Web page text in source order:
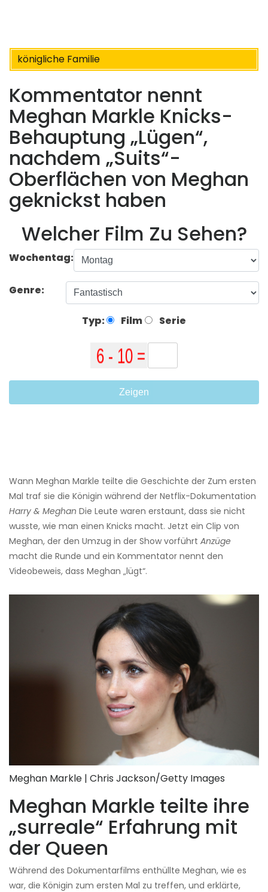
königliche Familie
Kommentator nennt
Meghan Markle Knicks-
Behauptung „Lügen“,
nachdem „Suits“-
Oberflächen von Meghan
geknickst haben
Welcher Film Zu Sehen?
Wochentag:
Genre:
Typ: Film Serie
Zeigen
Wann Meghan Markle teilte die Geschichte der Zum ersten
Mal traf sie die Königin während der Netflix-Dokumentation
Harry & Meghan Die Leute waren erstaunt, dass sie nicht
wusste, wie man einen Knicks macht. Jetzt ein Clip von
Meghan, der den Umzug in der Show vorführt Anzüge
macht die Runde und ein Kommentator nennt den
Videobeweis, dass Meghan „lügt“.
Meghan Markle | Chris Jackson/Getty Images
Meghan Markle teilte ihre
„surreale“ Erfahrung mit
der Queen
Während des Dokumentarfilms enthüllte Meghan, wie es
war, die Königin zum ersten Mal zu treffen, und erklärte,